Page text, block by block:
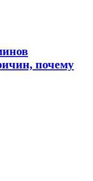
почему